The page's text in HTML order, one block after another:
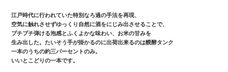
江戸時代に行われていた特別なろ過の手法を再現、
空気に触れさせずゆっくり自然に酒をにじみ出させることで、
プチプチ弾ける泡感とふくよかな味わい、お米の甘みを
生み出した。たいそう手が掛かるのに出荷出来るのは醗酵タンク
一本のうちの約三パーセントのみ。
いいとこどりの一本です。